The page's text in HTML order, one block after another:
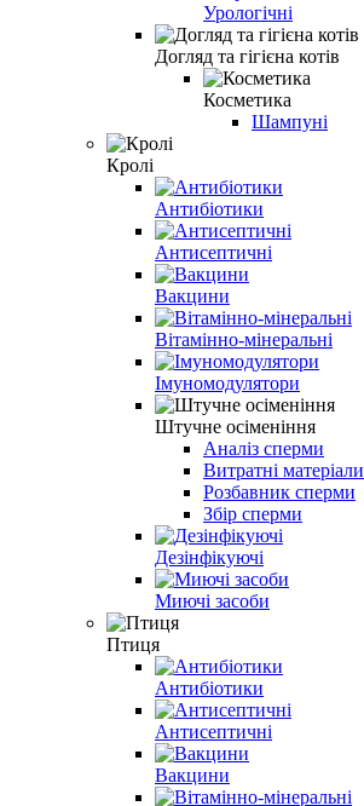
Урологічні
Догляд та гігієна котів
Косметика
Шампуні
Кролі
Антибіотики
Антисептичні
Вакцини
Вітамінно-мінеральні
Імуномодулятори
Штучне осіменіння
Аналіз сперми
Витратні матеріали
Розбавник сперми
Збір сперми
Дезінфікуючі
Миючі засоби
Птиця
Антибіотики
Антисептичні
Вакцини